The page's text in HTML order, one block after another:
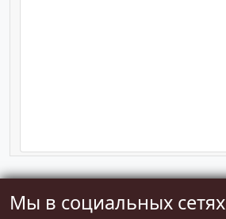
Мы в социальных сетях